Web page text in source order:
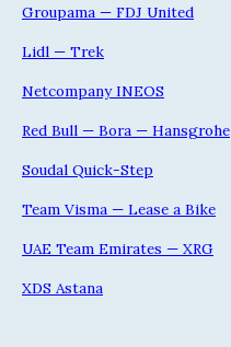
Groupama — FDJ United
Lidl — Trek
Netcompany INEOS
Red Bull — Bora — Hansgrohe
Soudal Quick-Step
Team Visma — Lease a Bike
UAE Team Emirates — XRG
XDS Astana